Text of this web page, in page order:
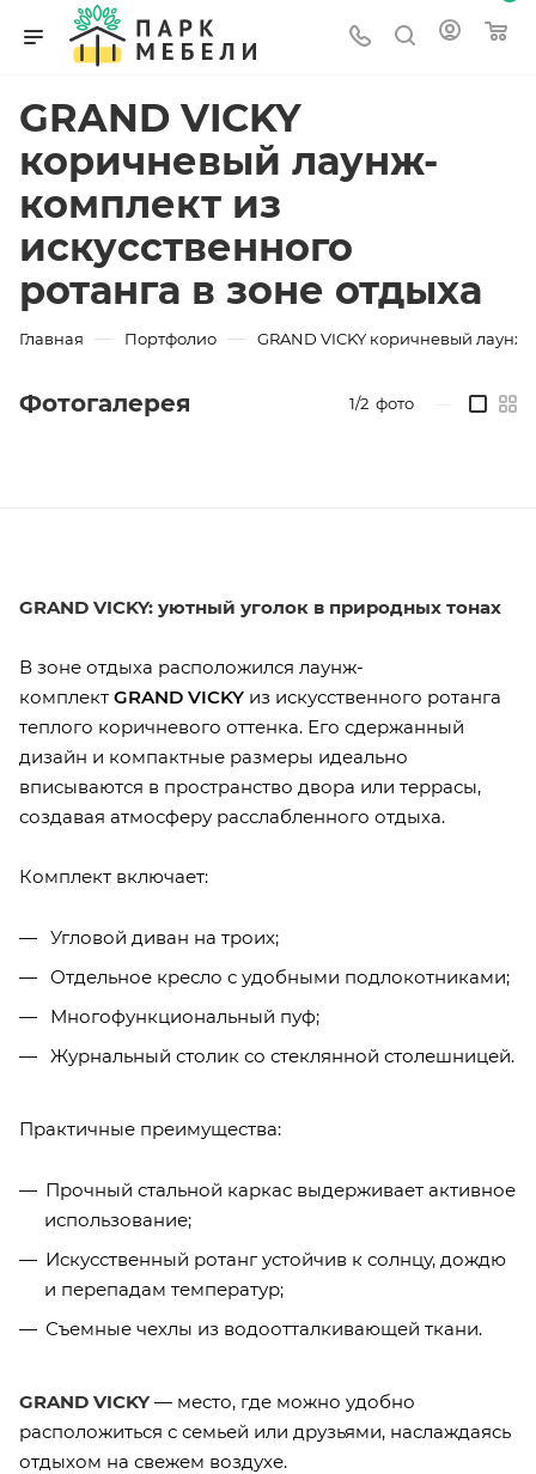
GRAND VICKY
коричневый лаунж-
комплект из
искусственного
ротанга в зоне отдыха
Главная — Портфолио — GRAND VICKY коричневый
Фотогалерея 1/2 фото
GRAND VICKY: уютный уголок в природных тонах
В зоне отдыха расположился лаунж-
комплект GRAND VICKY из искусственного ротанга
теплого коричневого оттенка. Его сдержанный
дизайн и компактные размеры идеально
вписываются в пространство двора или террасы,
создавая атмосферу расслабленного отдыха.
Комплект включает:
Угловой диван на троих;
Отдельное кресло с удобными подлокотниками;
Многофункциональный пуф;
Журнальный столик со стеклянной столешницей.
Практичные преимущества:
Прочный стальной каркас выдерживает активное
использование;
Искусственный ротанг устойчив к солнцу, дождю
и перепадам температур;
Съемные чехлы из водоотталкивающей ткани.
GRAND VICKY — место, где можно удобно
расположиться с семьей или друзьями, наслаждаясь
отдыхом на свежем воздухе.